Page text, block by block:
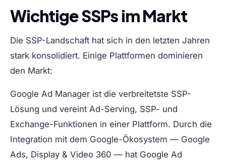
Wichtige SSPs im Markt
Die SSP-Landschaft hat sich in den letzten Jahren
stark konsolidiert. Einige Plattformen dominieren
den Markt:
Google Ad Manager ist die verbreitetste SSP-
Lösung und vereint Ad-Serving, SSP- und
Exchange-Funktionen in einer Plattform. Durch die
Integration mit dem Google-Ökosystem — Google
Ads, Display & Video 360 — hat Google Ad